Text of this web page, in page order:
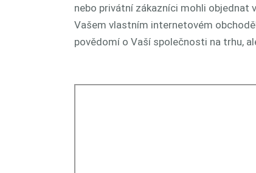
nebo privátní zákazníci mohli objednat
Vašem vlastním internetovém
povědomí o Vaší společnosti na trhu,